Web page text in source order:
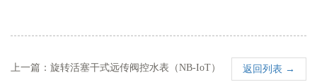
上一篇：旋转活塞干式远传阀控水表（NB-IoT）
返回列表 →